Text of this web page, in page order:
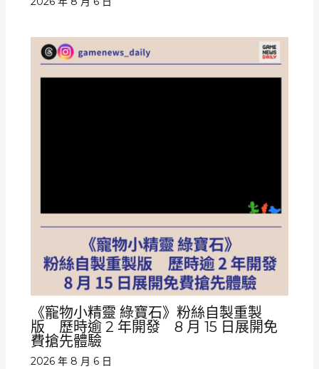
《寵物小精靈 綠寶石》粉絲自製重製
版 歷時逾 2 年開發 8 月 15 日展開免
費搶先體驗
2026 年 8 月 6 日